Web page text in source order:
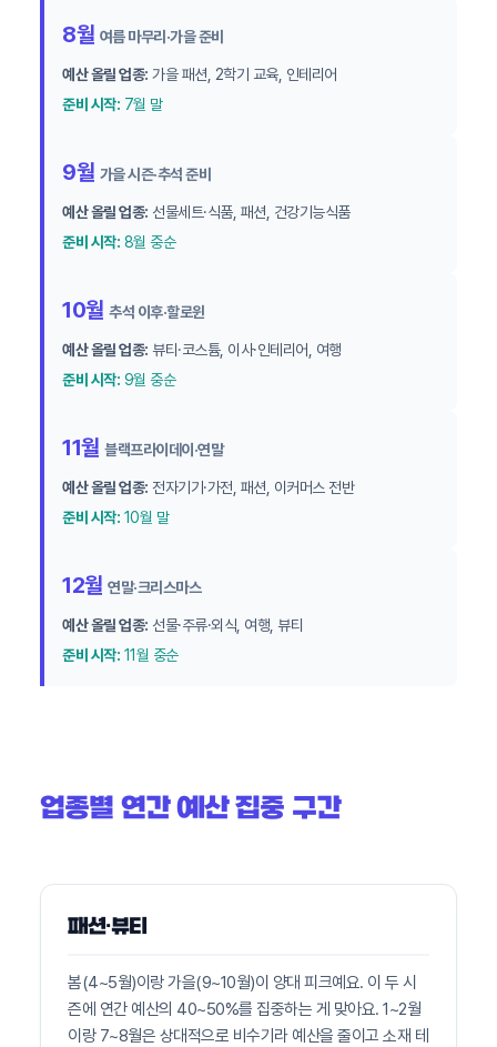
8월 여름 마무리·가을 준비
예산 올릴 업종: 가을 패션, 2학기 교육, 인테리어
준비 시작: 7월 말
9월 가을 시즌·추석 준비
예산 올릴 업종: 선물세트·식품, 패션, 건강기능식품
준비 시작: 8월 중순
10월 추석 이후·할로윈
예산 올릴 업종: 뷰티·코스튬, 이사·인테리어, 여행
준비 시작: 9월 중순
11월 블랙프라이데이·연말
예산 올릴 업종: 전자기기·가전, 패션, 이커머스 전반
준비 시작: 10월 말
12월 연말·크리스마스
예산 올릴 업종: 선물·주류·외식, 여행, 뷰티
준비 시작: 11월 중순
업종별 연간 예산 집중 구간
패션·뷰티
봄(4~5월)이랑 가을(9~10월)이 양대 피크예요. 이 두 시
즌에 연간 예산의 40~50%를 집중하는 게 맞아요. 1~2월
이랑 7~8월은 상대적으로 비수기라 예산을 줄이고 소재 테